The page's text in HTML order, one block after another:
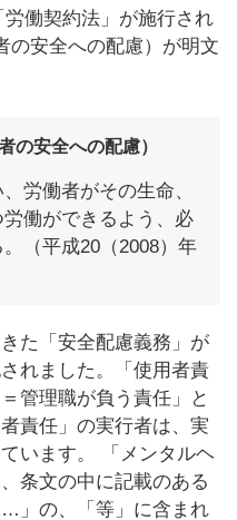
働契約法」が施行され
の安全への配慮）が明文
の安全への配慮）
労働者がその生命、
働ができるよう、必
（平成20（2008）年
た「安全配慮義務」が
れました。「使用者責
管理職が負う責任」と
責任」の実行者は、実
います。 「メンタルヘ
条文の中に記載のある
…」の、「等」に含まれ